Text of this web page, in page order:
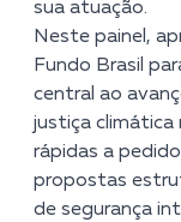
sua atuação.
Neste painel,
Fundo Brasil
central ao
justiça climática
rápidas a
propostas
de segurança